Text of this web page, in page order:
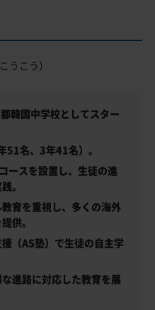
うこう）
韓国中学校としてスター
名、3年41名）。
ースを設置し、生徒の進
。
育を重視し、多くの海外
供。
（AS塾）で生徒の自主学
進路に対応した教育を展